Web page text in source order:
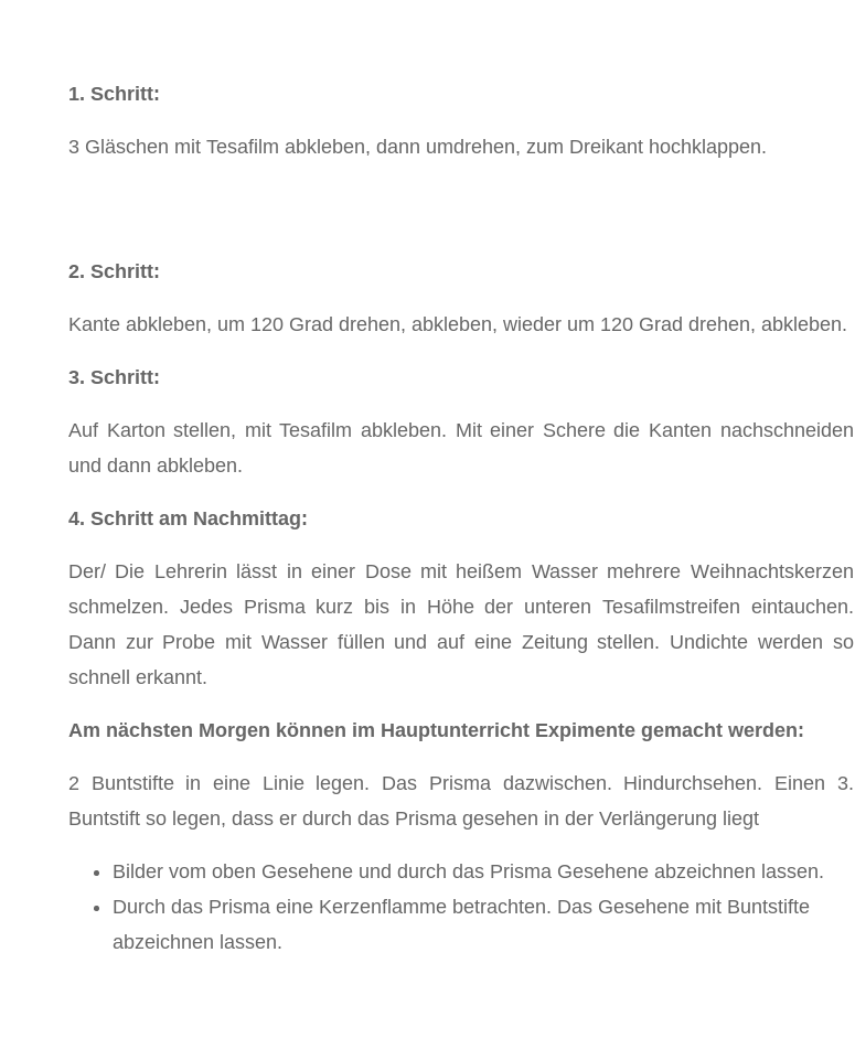
1. Schritt:
3 Gläschen mit Tesafilm abkleben, dann umdrehen, zum Dreikant hochklappen.
2. Schritt:
Kante abkleben, um 120 Grad drehen, abkleben, wieder um 120 Grad drehen, abkleben.
3. Schritt:
Auf Karton stellen, mit Tesafilm abkleben. Mit einer Schere die Kanten nachschneiden
und dann abkleben.
4. Schritt am Nachmittag:
Der/ Die Lehrerin lässt in einer Dose mit heißem Wasser mehrere Weihnachtskerzen
schmelzen. Jedes Prisma kurz bis in Höhe der unteren Tesafilmstreifen eintauchen.
Dann zur Probe mit Wasser füllen und auf eine Zeitung stellen. Undichte werden so
schnell erkannt.
Am nächsten Morgen können im Hauptunterricht Expimente gemacht werden:
2 Buntstifte in eine Linie legen. Das Prisma dazwischen. Hindurchsehen. Einen 3.
Buntstift so legen, dass er durch das Prisma gesehen in der Verlängerung liegt
Bilder vom oben Gesehene und durch das Prisma Gesehene abzeichnen lassen.
Durch das Prisma eine Kerzenflamme betrachten. Das Gesehene mit Buntstifte
abzeichnen lassen.